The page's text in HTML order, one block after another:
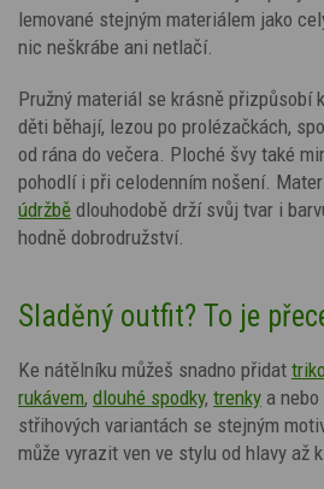
lemované stejným materiálem jako
nic neškrábe ani netlačí.
Pružný materiál se krásně přizpůsobí
děti běhají, lezou po prolézačkách,
od rána do večera. Ploché švy také
pohodlí i při celodenním nošení.
údržbě dlouhodobě drží svůj tvar i
hodně dobrodružství.
Sladěný outfit? To je
Ke nátělníku můžeš snadno přidat
rukávem, dlouhé spodky, trenky a nebo
střihových variantách se stejným
může vyrazit ven ve stylu od hlavy až k